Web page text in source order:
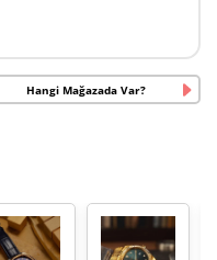
Hangi Mağazada Var?